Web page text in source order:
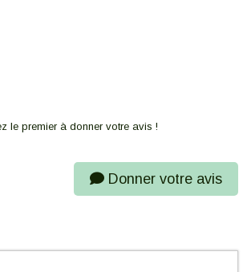
le premier à donner votre avis !
Donner votre avis